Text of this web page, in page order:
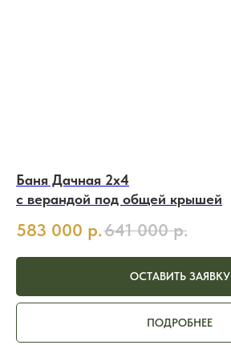
Баня Дачная 2х4
с верандой под общей крышей
583 000 р.641 000 р.
ОСТАВИТЬ ЗАЯВКУ
ПОДРОБНЕЕ